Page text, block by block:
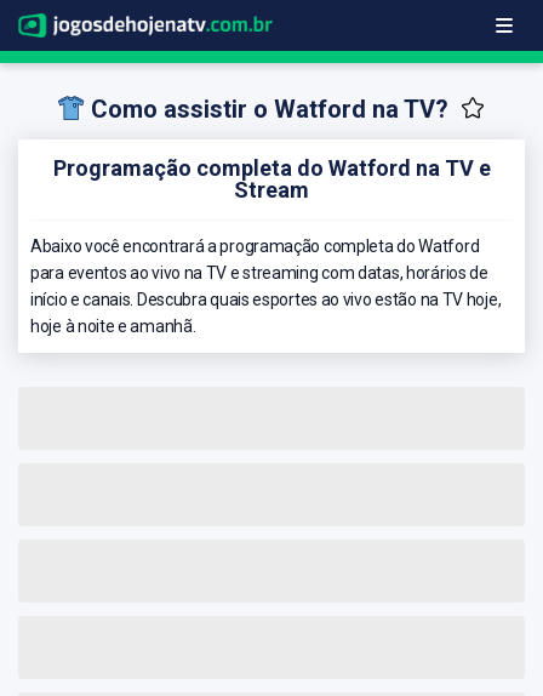
Como assistir o Watford na TV?
Programação completa do Watford na TV e
Stream
Abaixo você encontrará a programação completa do Watford
para eventos ao vivo na TV e streaming com datas, horários de
início e canais. Descubra quais esportes ao vivo estão na TV hoje,
hoje à noite e amanhã.